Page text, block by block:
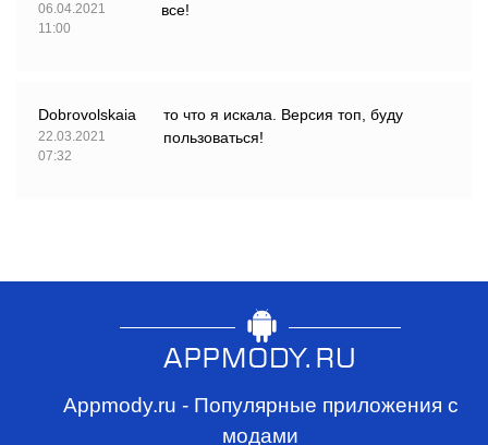
06.04.2021
11:00
все!
Dobrovolskaia
22.03.2021
07:32
то что я искала. Версия топ, буду
пользоваться!
Appmody.ru - Популярные приложения с
модами